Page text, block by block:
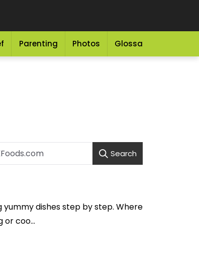
Parenting Photos Glossary
Search
dishes step by step. Where
coo...